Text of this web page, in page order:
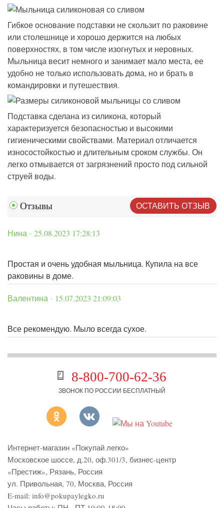
Гибкое основание подставки не скользит по раковине
или столешнице и хорошо держится на любых
поверхностях, в том числе изогнутых и неровных.
Мыльница весит немного и занимает мало места, ее
удобно не только использовать дома, но и брать в
командировки и путешествия.
Подставка сделана из силикона, который
характеризуется безопасностью и высокими
гигиеническими свойствами. Материал отличается
износостойкостью и длительным сроком службы. Он
легко отмывается от загрязнений просто под сильной
струей воды.
Отзывы ОСТАВИТЬ ОТЗЫВ
Нина · 25.08.2023 17:28:13
Простая и очень удобная мыльница. Купила на все
раковины в доме.
Валентина · 15.07.2023 21:09:03
Все рекомендую. Мыло всегда сухое.
8-800-700-62-36
ЗВОНОК ПО РОССИИ БЕСПЛАТНЫЙ
Интернет-магазин «Покупай легко»
Московское шоссе, д.20, оф.301/3, бизнес-центр
«Престиж», Рязань, Россия
ул. Привольная, 70, Москва, Россия
E-mail: info@pokupaylegko.ru